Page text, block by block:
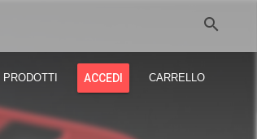
search
PRODOTTI ACCEDI CARRELLO